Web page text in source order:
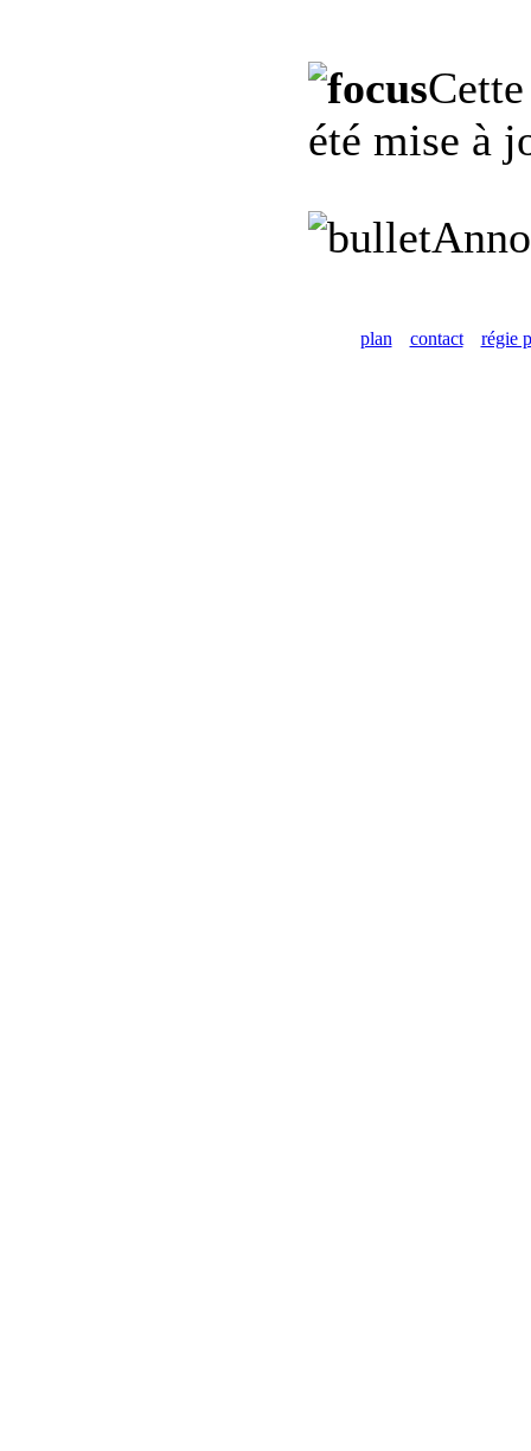
été mise à
plan contact régie